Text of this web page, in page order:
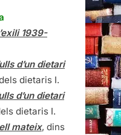
1939-
d’un dietari
dietaris I.
d’un dietari
dietaris I.
mateix, dins